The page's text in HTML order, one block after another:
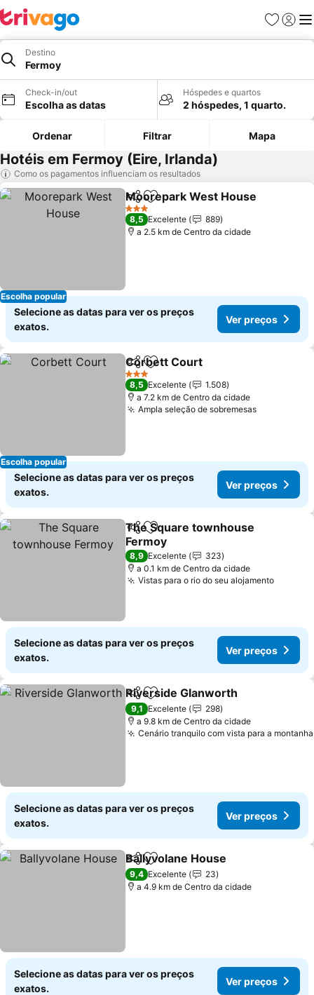
Favoritos
Iniciar
Destino
Fermoy
Check-in/out
Escolha as datas
Hóspedes e quartos
2 hóspedes, 1 quarto.
Ordenar Filtrar Mapa
Hotéis em Fermoy (Eire, Irlanda)
Como os pagamentos influenciam os resultados
Escolha popular
PartilharAdicionar aos favoritos
Moorepark West House
3 Estrelas
8,5 Excelente
889
a 2.5 km de Centro da cidade
Selecione as datas para ver os preços
exatos.
Ver preços
Escolha popular
PartilharAdicionar aos favoritos
Corbett Court
3 Estrelas
8,5 Excelente
1.508
a 7.2 km de Centro da cidade
Ampla seleção de sobremesasVer preços
Selecione as datas para ver os preços
exatos.
Ver preços
PartilharAdicionar aos favoritos
The Square townhouse
Fermoy
Ver preços
8,9 Excelente
323
a 0.1 km de Centro da cidade
Vistas para o rio do seu alojamentoVer
Selecione as datas para ver os preços
exatos.
Ver preços
PartilharAdicionar aos favoritos
Riverside Glanworth
9,1 Excelente
298
a 9.8 km de Centro da cidade
Cenário tranquilo com vista para a montanha
Selecione as datas para ver os preços
exatos.
Ver preços
PartilharAdicionar aos favoritos
Ballyvolane House
9,4 Excelente
23
a 4.9 km de Centro da cidade
Selecione as datas para ver os preços
exatos.
Ver preços